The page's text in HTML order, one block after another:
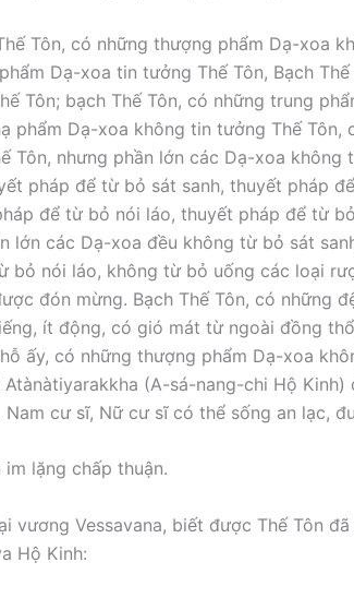
Tôn, có những thượng phẩm Dạ-xoa
Dạ-xoa tin tưởng Thế Tôn, Bạch
Tôn; bạch Thế Tôn, có những trung
phẩm Dạ-xoa không tin tưởng Thế
Tôn, nhưng phần lớn các Dạ-xoa
pháp để từ bỏ sát sanh, thuyết pháp
để từ bỏ nói láo, thuyết pháp để từ
lớn các Dạ-xoa đều không từ bỏ sát
bỏ nói láo, không từ bỏ uống các loại
đón mừng. Bạch Thế Tôn, có những
ít động, có gió mát từ ngoài đồng
ấy, có những thượng phẩm Dạ-xoa
Atànàtiyarakkha (A-sá-nang-chi Hộ
Nam cư sĩ, Nữ cư sĩ có thể sống an lạc,
im lặng chấp thuận.
vương Vessavana, biết được Thế Tôn
Hộ Kinh: